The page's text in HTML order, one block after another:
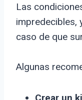
Las
impredecibles,
caso de que
Algunas